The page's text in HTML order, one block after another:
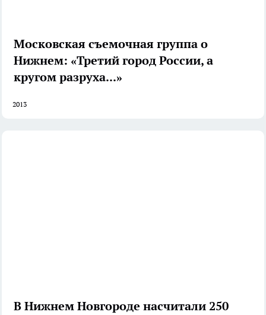
Московская съемочная группа о
Нижнем: «Третий город России, а
кругом разруха...»
2013
В Нижнем Новгороде насчитали 250